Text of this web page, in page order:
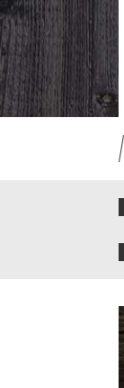
ペ
ー
ジ
の
先
頭
メ
ニ
ュ
ー
を
飛